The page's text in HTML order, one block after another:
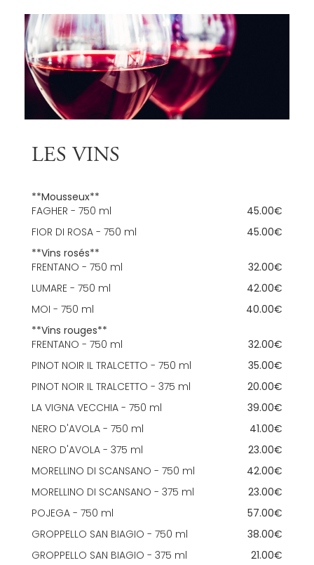
LES VINS
**Mousseux**
FAGHER - 750 ml
45.00€
FIOR DI ROSA - 750 ml
45.00€
**Vins rosés**
FRENTANO - 750 ml
32.00€
LUMARE - 750 ml
42.00€
MOI - 750 ml
40.00€
**Vins rouges**
FRENTANO - 750 ml
32.00€
PINOT NOIR IL TRALCETTO - 750 ml
35.00€
PINOT NOIR IL TRALCETTO - 375 ml
20.00€
LA VIGNA VECCHIA - 750 ml
39.00€
NERO D'AVOLA - 750 ml
41.00€
NERO D'AVOLA - 375 ml
23.00€
MORELLINO DI SCANSANO - 750 ml
42.00€
MORELLINO DI SCANSANO - 375 ml
23.00€
POJEGA - 750 ml
57.00€
GROPPELLO SAN BIAGIO - 750 ml
38.00€
GROPPELLO SAN BIAGIO - 375 ml
21.00€